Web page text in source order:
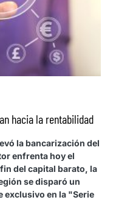
hacia la rentabilidad
la bancarización del
enfrenta hoy el
del capital barato, la
se disparó un
exclusivo en la "Serie